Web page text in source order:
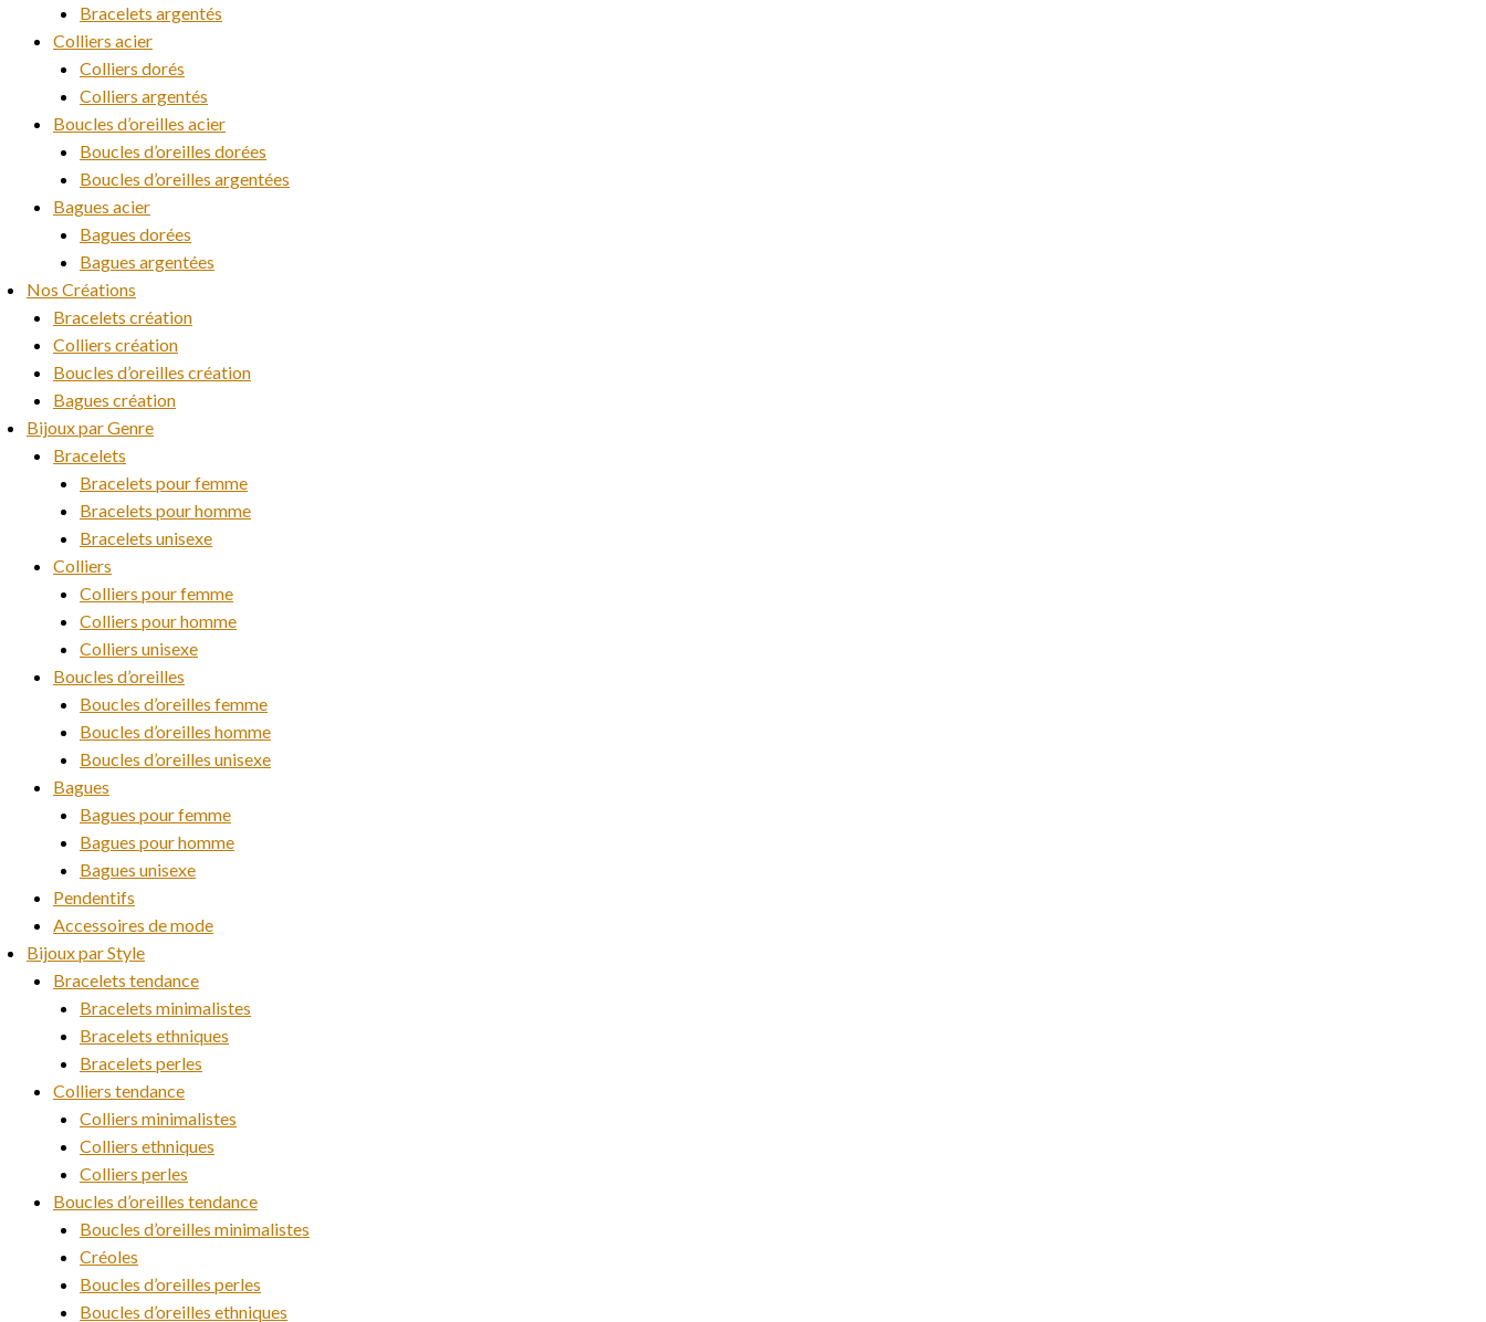
Bracelets argentés
Colliers acier
Colliers dorés
Colliers argentés
Boucles d’oreilles acier
Boucles d’oreilles dorées
Boucles d’oreilles argentées
Bagues acier
Bagues dorées
Bagues argentées
Nos Créations
Bracelets création
Colliers création
Boucles d’oreilles création
Bagues création
Bijoux par Genre
Bracelets
Bracelets pour femme
Bracelets pour homme
Bracelets unisexe
Colliers
Colliers pour femme
Colliers pour homme
Colliers unisexe
Boucles d’oreilles
Boucles d’oreilles femme
Boucles d’oreilles homme
Boucles d’oreilles unisexe
Bagues
Bagues pour femme
Bagues pour homme
Bagues unisexe
Pendentifs
Accessoires de mode
Bijoux par Style
Bracelets tendance
Bracelets minimalistes
Bracelets ethniques
Bracelets perles
Colliers tendance
Colliers minimalistes
Colliers ethniques
Colliers perles
Boucles d’oreilles tendance
Boucles d’oreilles minimalistes
Créoles
Boucles d’oreilles perles
Boucles d’oreilles ethniques